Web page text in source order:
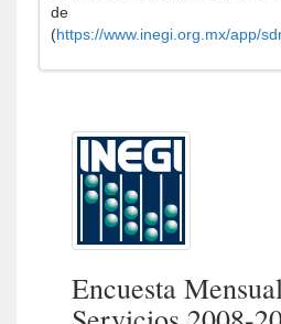
de
(https://www.inegi.org.mx/app/
Encuesta